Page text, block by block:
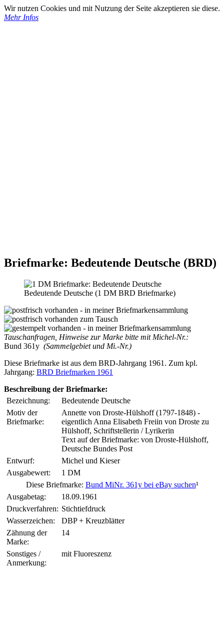
Wir nutzen Cookies und mit Nutzung der Seite akzeptieren sie diese.
Mehr Infos
Briefmarke: Bedeutende Deutsche (BRD)
Bedeutende Deutsche (1 DM BRD Briefmarke)
Tauschanfragen, Hinweise zur Marke bitte mit Michel-Nr.:
Bund 361y (Sammelgebiet und Mi.-Nr.)
Diese Briefmarke ist aus dem BRD-Jahrgang 1961. Zum kpl.
Jahrgang: BRD Briefmarken 1961
Beschreibung der Briefmarke:
Bezeichnung:
Bedeutende Deutsche
Motiv der
Briefmarke:
Annette von Droste-Hülshoff (1797-1848) -
eigentlich Anna Elisabeth Freiin von Droste zu
Hülshoff, Schriftstellerin / Lyrikerin
Text auf der Briefmarke: von Droste-Hülshoff,
Deutsche Bundes Post
Entwurf:
Michel und Kieser
Ausgabewert:
1 DM
Diese Briefmarke: Bund MiNr. 361y bei eBay suchen¹
Ausgabetag:
18.09.1961
Druckverfahren: Stichtiefdruck
Wasserzeichen:
DBP + Kreuzblätter
Zähnung der
Marke:
14
Sonstiges /
Anmerkung:
mit Fluoreszenz